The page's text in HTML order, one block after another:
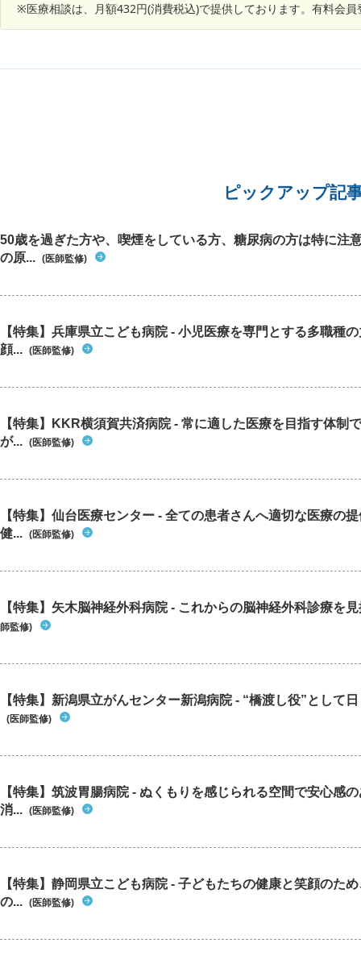
を発症していたとしたら骨盤が痛くなることがあ
るのかを知りたい。
※医療相談は、月額432円(消費税込)で提供しております。有料会
ピックアップ記
50歳を過ぎた方や、喫煙をしている方、糖尿病の方は特に注
の原... (医師監修)
【特集】兵庫県立こども病院 - 小児医療を専門とする多職種
顔... (医師監修)
【特集】KKR横須賀共済病院 - 常に適した医療を目指す体制
が... (医師監修)
【特集】仙台医療センター - 全ての患者さんへ適切な医療の
健... (医師監修)
【特集】矢木脳神経外科病院 - これからの脳神経外科診療を
師監修)
【特集】新潟県立がんセンター新潟病院 - “橋渡し役”として
(医師監修)
【特集】筑波胃腸病院 - ぬくもりを感じられる空間で安心感
消... (医師監修)
【特集】静岡県立こども病院 - 子どもたちの健康と笑顔のた
の... (医師監修)